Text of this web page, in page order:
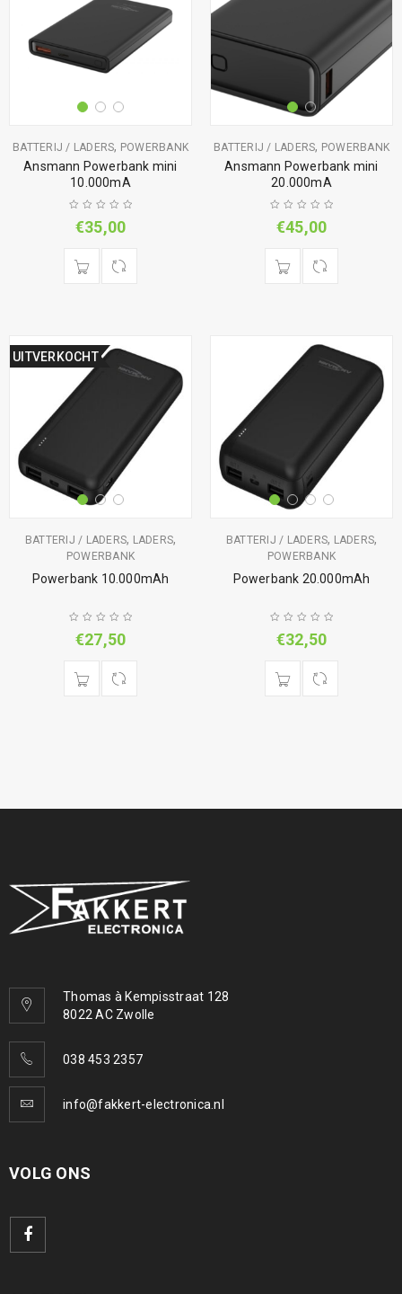
BATTERIJ / LADERS, POWERBANK
Ansmann Powerbank mini
10.000mA
€35,00
BATTERIJ / LADERS, POWERBANK
Ansmann Powerbank mini
20.000mA
€45,00
UITVERKOCHT
BATTERIJ / LADERS, LADERS,
POWERBANK
Powerbank 10.000mAh
€27,50
BATTERIJ / LADERS, LADERS,
POWERBANK
Powerbank 20.000mAh
€32,50
Thomas à Kempisstraat 128
8022 AC Zwolle
038 453 2357
info@fakkert-electronica.nl
VOLG ONS